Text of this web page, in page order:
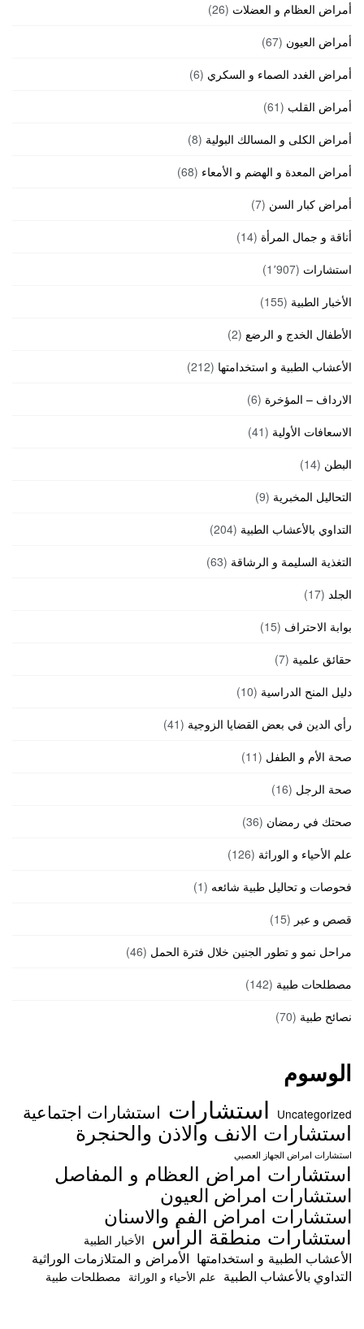
أمراض العظام و العضلات (26)
أمراض العيون (67)
أمراض الغدد الصماء و السكري (6)
أمراض القلب (61)
أمراض الكلى و المسالك البولية (8)
أمراض المعدة و الهضم و الأمعاء (68)
أمراض كبار السن (7)
أناقة و جمال المرأة (14)
استشارات (1٬907)
الأخبار الطبية (155)
الأطفال الخدج و الرضع (2)
الأعشاب الطبية و استخدامتها (212)
الارداف – المؤخرة (6)
الاسعافات الأولية (41)
البطن (14)
التحاليل المخبرية (9)
التداوي بالأعشاب الطبية (204)
التغذية السليمة و الرشاقة (63)
الجلد (17)
بوابة الاحتراف (15)
حقائق علمية (7)
دليل المنح الدراسية (10)
رأي الدين في بعض القضايا الزوجية (41)
صحة الأم و الطفل (11)
صحة الرجل (16)
صحتك في رمضان (36)
علم الأحياء و الوراثة (126)
فحوصات و تحاليل طبية شائعه (1)
قصص و عبر (15)
مراحل نمو و تطور الجنين خلال فترة الحمل (46)
مصطلحات طبية (142)
نصائح طبية (70)
الوسوم
Uncategorized استشارات استشارات اجتماعية
استشارات الانف والاذن والحنجرة
استشارات امراض الجهاز العصبي
استشارات امراض العظام و المفاصل
استشارات امراض العيون
استشارات امراض الفم والاسنان
استشارات منطقة الرأس الأخبار الطبية
الأعشاب الطبية و استخدامتها الأمراض و المتلازمات الوراثية
التداوي بالأعشاب الطبية علم الأحياء و الوراثة مصطلحات طبية